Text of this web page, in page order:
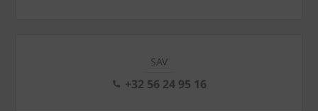
SAV
+32 56 24 95 16